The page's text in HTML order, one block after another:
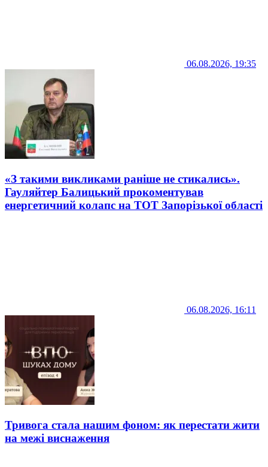
06.08.2026, 19:35
«З такими викликами раніше не стикались».
Гауляйтер Балицький прокоментував
енергетичний колапс на ТОТ Запорізької області
06.08.2026, 16:11
Тривога стала нашим фоном: як перестати жити
на межі виснаження